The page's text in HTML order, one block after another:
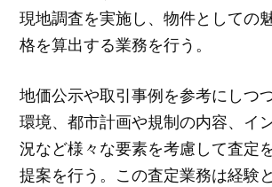
現地調査を実施し、物件としての
格を算出する業務を行う。
地価公示や取引事例を参考にしつ
環境、都市計画や規制の内容、イ
況など様々な要素を考慮して査定
提案を行う。この査定業務は経験